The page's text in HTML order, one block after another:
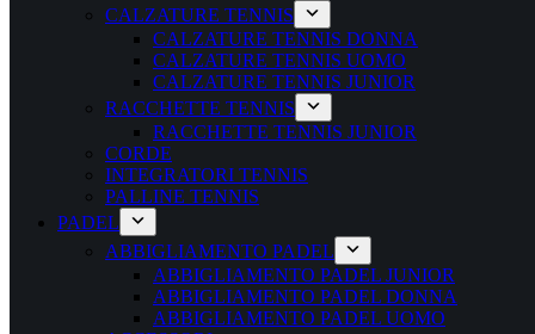
CALZATURE TENNIS
CALZATURE TENNIS DONNA
CALZATURE TENNIS UOMO
CALZATURE TENNIS JUNIOR
RACCHETTE TENNIS
RACCHETTE TENNIS JUNIOR
CORDE
INTEGRATORI TENNIS
PALLINE TENNIS
PADEL
ABBIGLIAMENTO PADEL
ABBIGLIAMENTO PADEL JUNIOR
ABBIGLIAMENTO PADEL DONNA
ABBIGLIAMENTO PADEL UOMO